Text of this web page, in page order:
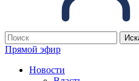
Прямой эфир
Новости